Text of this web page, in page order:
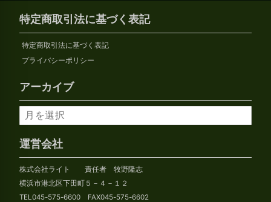
特定商取引法に基づく表記
特定商取引法に基づく表記
プライバシーポリシー
アーカイブ
ア
ー
カ
イ
ブ
運営会社
株式会社ライト 責任者 牧野隆志
横浜市港北区下田町５－４－１２
TEL045-575-6600 FAX045-575-6602